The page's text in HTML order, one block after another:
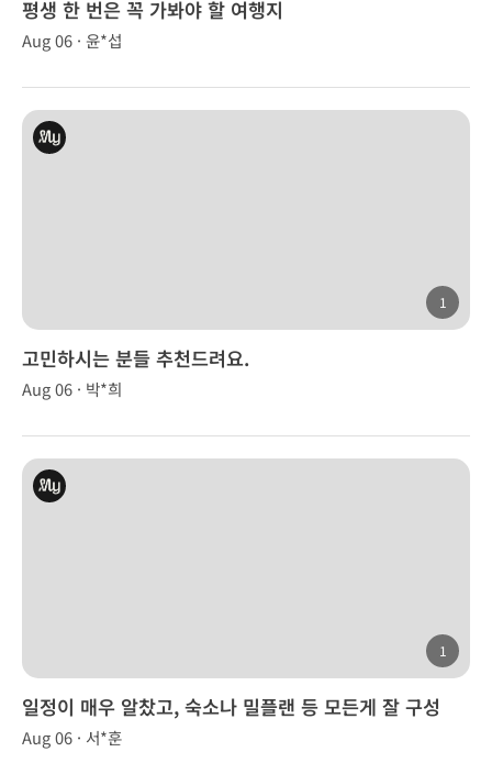
평생 한 번은 꼭 가봐야 할 여행지
Aug 06 · 윤*섭
1
고민하시는 분들 추천드려요.
Aug 06 · 박*희
1
일정이 매우 알찼고, 숙소나 밀플랜 등 모든게 잘 구성
Aug 06 · 서*훈